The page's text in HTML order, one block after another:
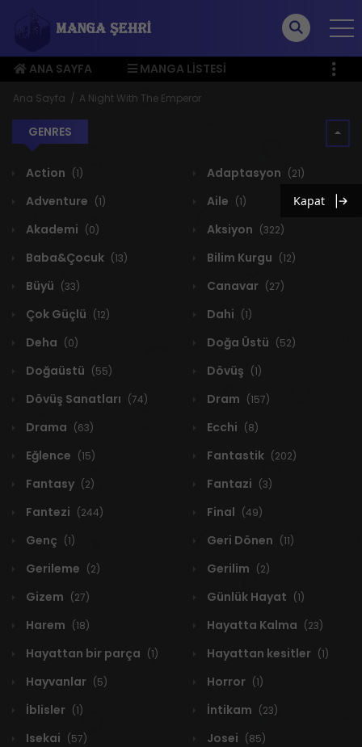
ANA SAYFA
MANGA LISTESI
ÜYE MENÜSÜ
Ana Sayfa A Night With The Emperor
GENRES
Action (1) Adaptasyon (21)
Adventure (1) Aile (1)
Akademi (0) Aksiyon (322)
Baba&Çocuk (13) Bilim Kurgu (12)
Büyü (33) Canavar (27)
Çok Güçlü (12) Dahi (1)
Deha (0) Doğa Üstü (52)
Doğaüstü (55) Dövüş (1)
Dövüş Sanatları (74) Dram (157)
Drama (63) Ecchi (8)
Eğlence (15) Fantastik (202)
Fantasy (2) Fantazi (3)
Fantezi (244) Final (49)
Genç (1) Geri Dönen (11)
Gerileme (2) Gerilim (2)
Gizem (27) Günlük Hayat (1)
Harem (18) Hayatta Kalma (23)
Hayattan bir parça (1) Hayattan kesitler (1)
Hayvanlar (5) Horror (1)
İblisler (1) İntikam (23)
Isekai (57) Josei (85)
Kapat